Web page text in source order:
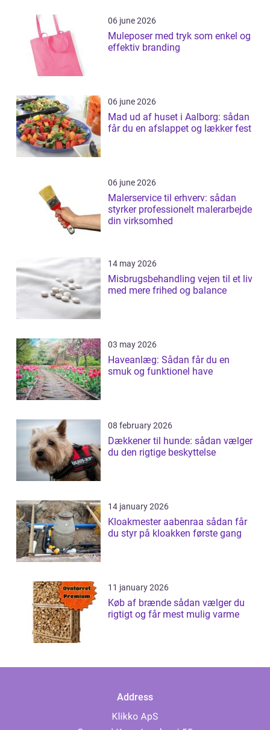
06 june 2026
Muleposer med tryk som enkel og
effektiv branding
06 june 2026
Mad ud af huset i Aalborg: sådan
får du en afslappet og lækker fest
06 june 2026
Malerservice til erhverv: sådan
styrker professionelt malerarbejde
din virksomhed
14 may 2026
Misbrugsbehandling vejen til et liv
med mere frihed og balance
03 may 2026
Haveanlæg: Sådan får du en
smuk og funktionel have
08 february 2026
Dækkener til hunde: sådan vælger
du den rigtige beskyttelse
14 january 2026
Kloakmester aabenraa sådan får
du styr på kloakken første gang
11 january 2026
Køb af brænde sådan vælger du
rigtigt og får mest mulig varme
Address